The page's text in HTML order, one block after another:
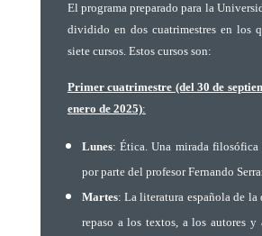
El programa preparado para la
dividido en dos cuatrimestres en los
siete cursos. Estos cursos son:
Primer cuatrimestre (del 30 de
enero de 2025):
Lunes: Ética. Una mirada filosófica
por parte del profesor Fernando
Martes: La literatura española de la
repaso a los textos, a los autores y